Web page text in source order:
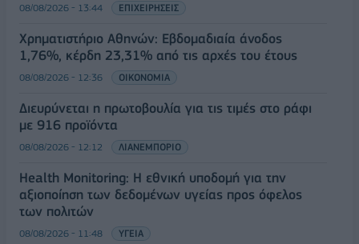
08/08/2026 - 13:44 ΕΠΙΧΕΙΡΗΣΕΙΣ
Χρηματιστήριο Αθηνών: Εβδομαδιαία άνοδος
1,76%, κέρδη 23,31% από τις αρχές του έτους
08/08/2026 - 12:36 ΟΙΚΟΝΟΜΙΑ
Διευρύνεται η πρωτοβουλία για τις τιμές στο ράφι
με 916 προϊόντα
08/08/2026 - 12:12 ΛΙΑΝΕΜΠΟΡΙΟ
Health Monitoring: Η εθνική υποδομή για την
αξιοποίηση των δεδομένων υγείας προς όφελος
των πολιτών
08/08/2026 - 11:48 ΥΓΕΙΑ